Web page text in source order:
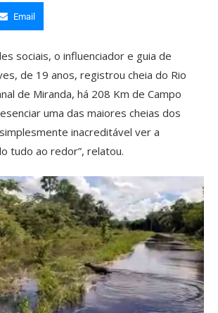
Email
sociais, o influenciador e guia de
de 19 anos, registrou cheia do Rio
de Miranda, há 208 Km de Campo
uma das maiores cheias dos
inacreditável ver a
tudo ao redor”, relatou.